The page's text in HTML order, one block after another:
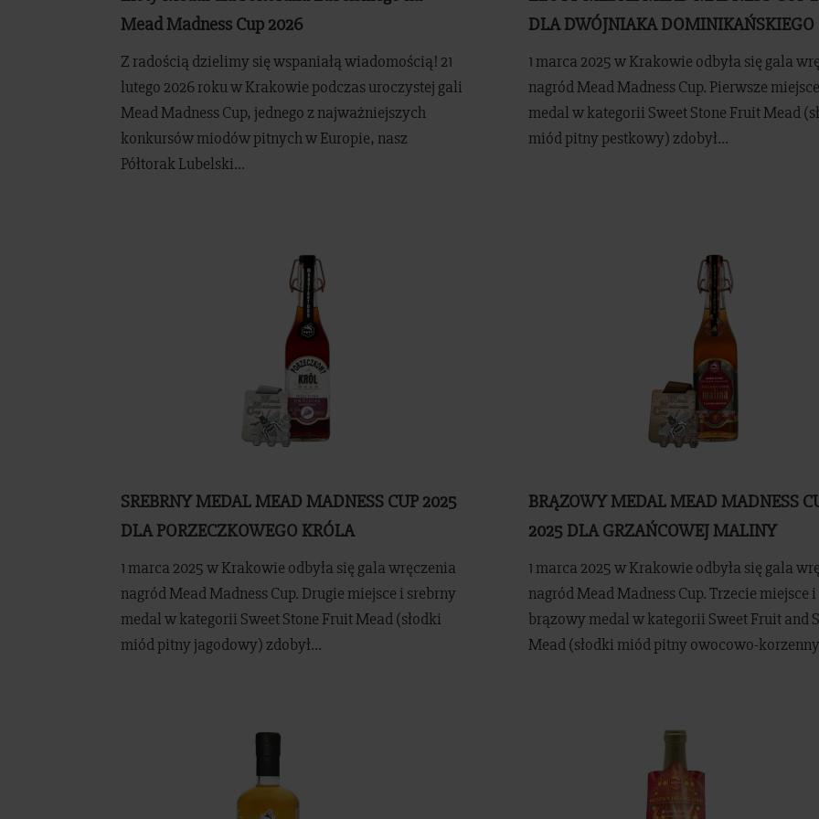
Mead Madness Cup 2026
Z radością dzielimy się wspaniałą wiadomością! 21
lutego 2026 roku w Krakowie podczas uroczystej gali
Mead Madness Cup, jednego z najważniejszych
konkursów miodów pitnych w Europie, nasz
Półtorak Lubelski...
DLA DWÓJNIAKA DOMINIKAŃSKIEGO
1 marca 2025 w Krakowie odbyła się gala
nagród Mead Madness Cup. Pierwsze
medal w kategorii Sweet Stone Fruit Mead
miód pitny pestkowy) zdobył...
SREBRNY MEDAL MEAD MADNESS CUP 2025
DLA PORZECZKOWEGO KRÓLA
1 marca 2025 w Krakowie odbyła się gala wręczenia
nagród Mead Madness Cup. Drugie miejsce i srebrny
medal w kategorii Sweet Stone Fruit Mead (słodki
miód pitny jagodowy) zdobył...
BRĄZOWY MEDAL MEAD MADNESS
2025 DLA GRZAŃCOWEJ MALINY
1 marca 2025 w Krakowie odbyła się gala
nagród Mead Madness Cup. Trzecie miejsce i
brązowy medal w kategorii Sweet Fruit and
Mead (słodki miód pitny owocowo-